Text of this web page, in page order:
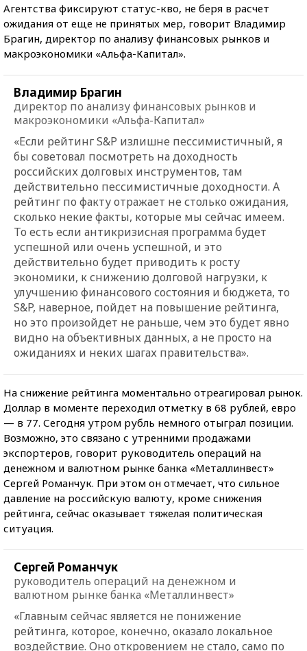
Агентства фиксируют статус-кво, не беря в расчет
ожидания от еще не принятых мер, говорит Владимир
Брагин, директор по анализу финансовых рынков и
макроэкономики «Альфа-Капитал».
Владимир Брагин
директор по анализу финансовых рынков и
макроэкономики «Альфа-Капитал»
«Если рейтинг S&P излишне пессимистичный, я
бы советовал посмотреть на доходность
российских долговых инструментов, там
действительно пессимистичные доходности. А
рейтинг по факту отражает не столько ожидания,
сколько некие факты, которые мы сейчас имеем.
То есть если антикризисная программа будет
успешной или очень успешной, и это
действительно будет приводить к росту
экономики, к снижению долговой нагрузки, к
улучшению финансового состояния и бюджета, то
S&P, наверное, пойдет на повышение рейтинга,
но это произойдет не раньше, чем это будет явно
видно на объективных данных, а не просто на
ожиданиях и неких шагах правительства».
На снижение рейтинга моментально отреагировал рынок.
Доллар в моменте переходил отметку в 68 рублей, евро
— в 77. Сегодня утром рубль немного отыграл позиции.
Возможно, это связано с утренними продажами
экспортеров, говорит руководитель операций на
денежном и валютном рынке банка «Металлинвест»
Сергей Романчук. При этом он отмечает, что сильное
давление на российскую валюту, кроме снижения
рейтинга, сейчас оказывает тяжелая политическая
ситуация.
Сергей Романчук
руководитель операций на денежном и
валютном рынке банка «Металлинвест»
«Главным сейчас является не понижение
рейтинга, которое, конечно, оказало локальное
воздействие. Оно откровением не стало, само по